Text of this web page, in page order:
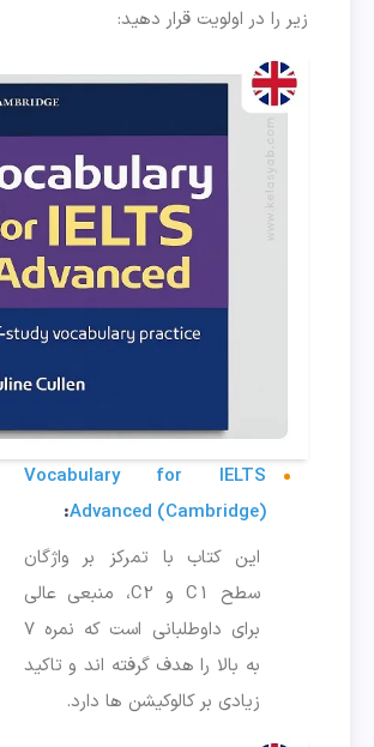
زیر را در اولویت قرار دهید:
Vocabulary for IELTS
Advanced (Cambridge)
:
این کتاب با تمرکز بر واژگان
سطح C1 و C2، منبعی عالی
برای داوطلبانی است که نمره ۷
به بالا را هدف گرفته اند و تاکید
زیادی بر کالوکیشن ها دارد.